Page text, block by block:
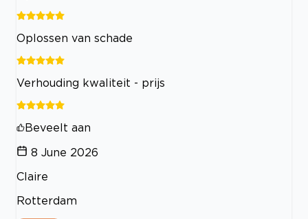
Oplossen van schade
Verhouding kwaliteit - prijs
Beveelt aan
8 June 2026
Claire
Rotterdam